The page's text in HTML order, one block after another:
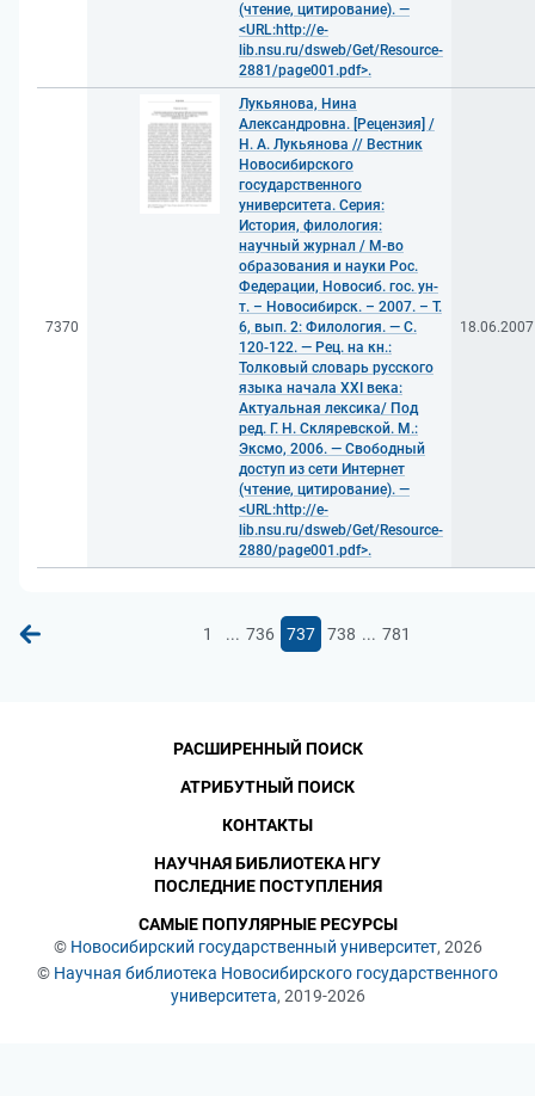
(чтение, цитирование). —
<URL:http://e-
lib.nsu.ru/dsweb/Get/Resource-
2881/page001.pdf>.
7370
Лукьянова, Нина
Александровна. [Рецензия] /
Н. А. Лукьянова // Вестник
Новосибирского
государственного
университета. Серия:
История, филология:
научный журнал / М-во
образования и науки Рос.
Федерации, Новосиб. гос. ун-
т. – Новосибирск. – 2007. – Т.
6, вып. 2: Филология. — С.
120-122. — Рец. на кн.:
Толковый словарь русского
языка начала XXI века:
Актуальная лексика/ Под
ред. Г. Н. Скляревской. М.:
Эксмо, 2006. — Свободный
доступ из сети Интернет
(чтение, цитирование). —
<URL:http://e-
lib.nsu.ru/dsweb/Get/Resource-
2880/page001.pdf>.
18.06.2007
1 ... 736 737 738 ... 781
© Новосибирский государственный университет, 2026
© Научная библиотека Новосибирского государственного
университета, 2019-2026
РАСШИРЕННЫЙ ПОИСК
АТРИБУТНЫЙ ПОИСК
КОНТАКТЫ
НАУЧНАЯ БИБЛИОТЕКА НГУ
ПОСЛЕДНИЕ ПОСТУПЛЕНИЯ
САМЫЕ ПОПУЛЯРНЫЕ РЕСУРСЫ